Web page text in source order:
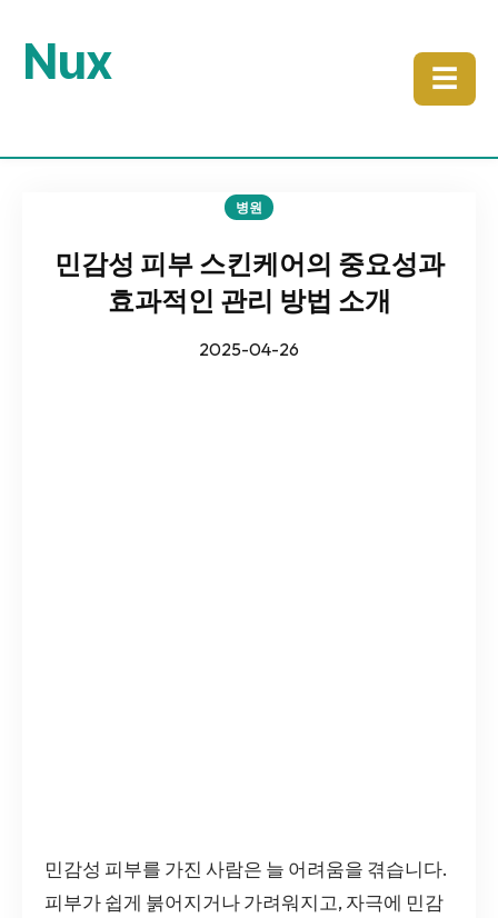
Nux ☰
병원
민감성 피부 스킨케어의 중요성과
효과적인 관리 방법 소개
2025-04-26
민감성 피부를 가진 사람은 늘 어려움을 겪습니다.
피부가 쉽게 붉어지거나 가려워지고, 자극에 민감